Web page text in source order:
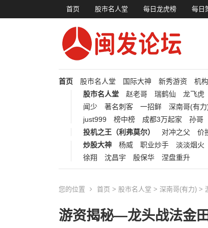
首页 股市名人堂 每日龙虎榜 每日
首页 股市名人堂 国际大神 新秀游资 机
股市名人堂
赵老哥 瑞鹤仙 龙飞虎
闻少
著名刺客 一招鲜 深南哥(有力
just999
榜中榜 成都3万起家 孙哥
投机之王（利弗莫尔）
对冲之父 价
炒股大神
杨威 职业炒手 淡淡烟火
徐翔
沈昌宇 殷保华 涅盘重升
您的位置 首页 > 股市名人堂 > 深南哥(有力) >
游资揭秘—龙头战法金